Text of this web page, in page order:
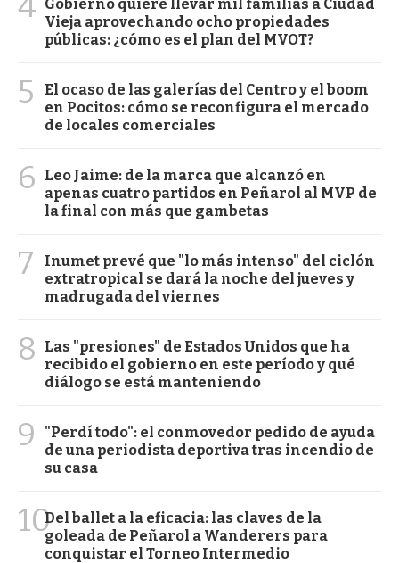
Gobierno quiere llevar mil familias a Ciudad
Vieja aprovechando ocho propiedades
públicas: ¿cómo es el plan del MVOT?
5
El ocaso de las galerías del Centro y el boom
en Pocitos: cómo se reconfigura el mercado
de locales comerciales
6
Leo Jaime: de la marca que alcanzó en
apenas cuatro partidos en Peñarol al MVP de
la final con más que gambetas
7
Inumet prevé que "lo más intenso" del ciclón
extratropical se dará la noche del jueves y
madrugada del viernes
8
Las "presiones" de Estados Unidos que ha
recibido el gobierno en este período y qué
diálogo se está manteniendo
9
"Perdí todo": el conmovedor pedido de ayuda
de una periodista deportiva tras incendio de
su casa
10Del ballet a la eficacia: las claves de la
goleada de Peñarol a Wanderers para
conquistar el Torneo Intermedio